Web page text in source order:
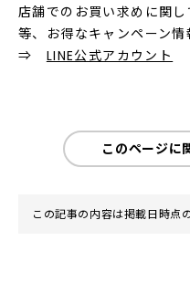
店舗でのお買い求めに関
等、お得なキャンペーン情
⇒ LINE公式アカウント
このページに
この記事の内容は掲載日時点